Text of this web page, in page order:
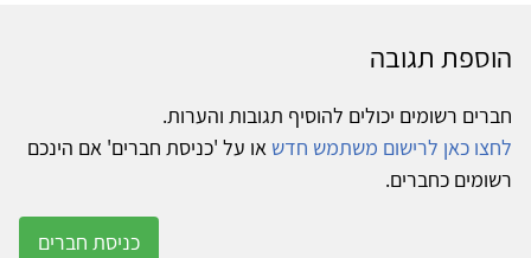
הוספת תגובה
חברים רשומים יכולים להוסיף תגובות והערות.
לחצו כאן לרישום משתמש חדש או על 'כניסת חברים' אם הינכם
רשומים כחברים.
כניסת חברים